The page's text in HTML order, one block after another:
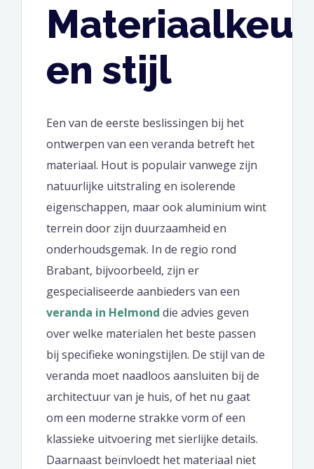
en stijl
Een van de eerste beslissingen bij het
ontwerpen van een veranda betreft het
materiaal. Hout is populair vanwege zijn
natuurlijke uitstraling en isolerende
eigenschappen, maar ook aluminium wint
terrein door zijn duurzaamheid en
onderhoudsgemak. In de regio rond
Brabant, bijvoorbeeld, zijn er
gespecialiseerde aanbieders van een
veranda in Helmond die advies geven
over welke materialen het beste passen
bij specifieke woningstijlen. De stijl van de
veranda moet naadloos aansluiten bij de
architectuur van je huis, of het nu gaat
om een moderne strakke vorm of een
klassieke uitvoering met sierlijke details.
Daarnaast beïnvloedt het materiaal niet